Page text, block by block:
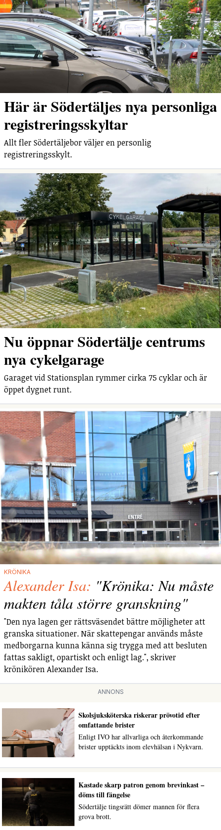
Här är Södertäljes nya personliga
registreringsskyltar
Allt fler Södertäljebor väljer en personlig
registreringsskylt.
Nu öppnar Södertälje centrums
nya cykelgarage
Garaget vid Stationsplan rymmer cirka 75 cyklar och är
öppet dygnet runt.
KRÖNIKA
Alexander Isa: "Krönika: Nu måste
makten tåla större granskning"
"Den nya lagen ger rättsväsendet bättre möjligheter att
granska situationer. När skattepengar används måste
medborgarna kunna känna sig trygga med att besluten
fattas sakligt, opartiskt och enligt lag.", skriver
krönikören Alexander Isa.
ANNONS
Skolsjuksköterska riskerar prövotid efter
omfattande brister
Enligt IVO har allvarliga och återkommande
brister upptäckts inom elevhälsan i Nykvarn.
Kastade skarp patron genom brevinkast –
döms till fängelse
Södertälje tingsrätt dömer mannen för flera
grova brott.